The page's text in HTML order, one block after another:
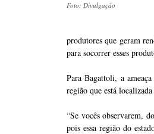
Foto: Divulgação
produtores que geram
para socorrer esses
Para Bagattoli, a
região que está
“Se vocês observarem,
pois essa região do